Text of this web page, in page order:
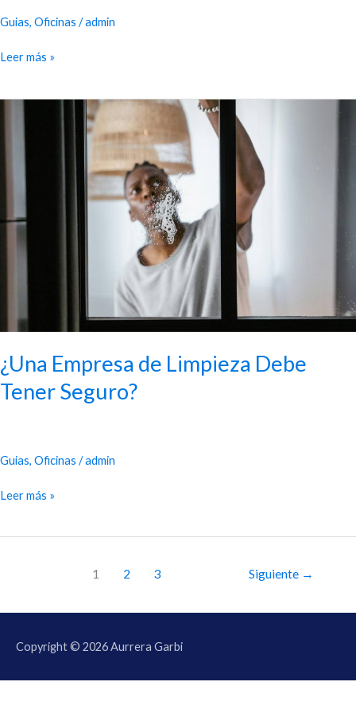
Guias, Oficinas /admin
Leer más »
¿Una Empresa de Limpieza Debe
Tener Seguro?
Guias, Oficinas /admin
Seguro?
Leer más »
1 2 3 Siguiente →
Copyright © 2026Aurrera Garbi